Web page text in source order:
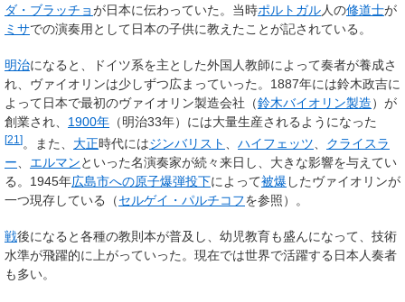
ダ・ブラッチョが日本に伝わっていた。当時ポルトガル人の修道士が
ミサでの演奏用として日本の子供に教えたことが記されている。
明治になると、ドイツ系を主とした外国人教師によって奏者が養成さ
れ、ヴァイオリンは少しずつ広まっていった。1887年には鈴木政吉に
よって日本で最初のヴァイオリン製造会社（鈴木バイオリン製造）が
創業され、 1900年 （明治33年）には大量生産されるようになった
[21 ]。また、 大正時代にはジンバリスト ハイフェッツ
クライスラ
ー
エルマンといった名演奏家が続々来日し、大きな影響を与えてい
る。1945年広島市への原子爆弾投下によって被爆 したヴァイオリンが
一つ現存している（セルゲイ・パルチコフを参照）。
戦後になると各種の教則本が普及し、幼児教育も盛んになって、技術
水準が飛躍的に上がっていった。現在では世界で活躍する日本人奏者
も多い。